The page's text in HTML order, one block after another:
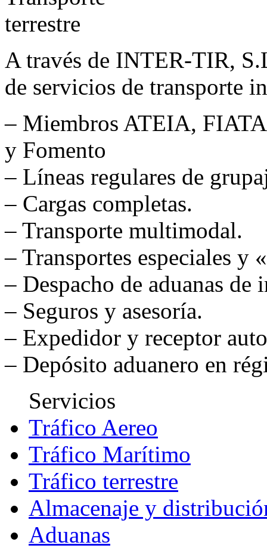
A través de INTER-TIR,
de servicios de transporte
– Miembros ATEIA,
y Fomento
– Líneas regulares de
– Cargas completas.
– Transporte multimodal.
– Transportes especiales y
– Despacho de aduanas
– Seguros y asesoría.
– Expedidor y receptor
– Depósito aduanero en
Servicios
Tráfico Aereo
Tráfico Marítimo
Tráfico terrestre
Almacenaje y
Aduanas